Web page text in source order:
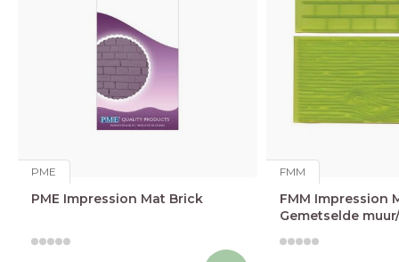
PME
PME Impression Mat Brick
FMM
FMM Impression
Gemetselde